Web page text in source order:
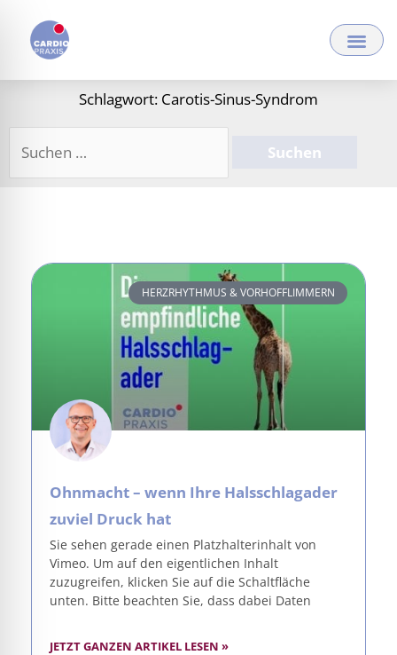
Inhalt
springen
Schlagwort: Carotis-Sinus-Syndrom
HERZRHYTHMUS & VORHOFFLIMMERN
Ohnmacht – wenn Ihre Halsschlagader
zuviel Druck hat
Sie sehen gerade einen Platzhalterinhalt von
Vimeo. Um auf den eigentlichen Inhalt
zuzugreifen, klicken Sie auf die Schaltfläche
unten. Bitte beachten Sie, dass dabei Daten
JETZT GANZEN ARTIKEL LESEN »